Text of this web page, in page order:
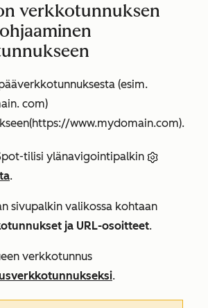
verkkotunnuksen
(esim.
com)
(https://www.mydomain.com).
tilisi ylänavigointipalkin
.
sivupalkin valikossa kohtaan
ja URL-osoitteet.
verkkotunnus
.